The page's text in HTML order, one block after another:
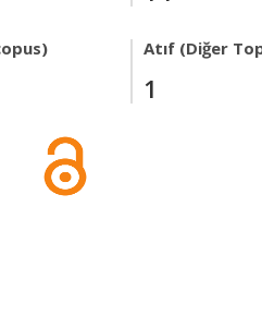
Atıf (Diğer
1